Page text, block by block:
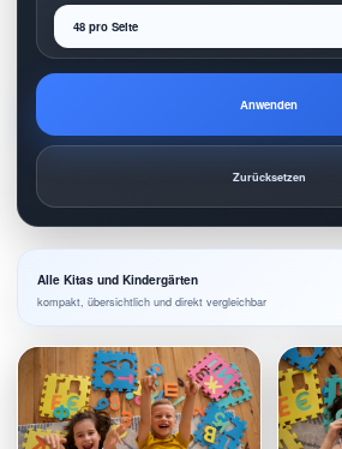
Anwenden
Zurücksetzen
Alle Kitas und Kindergärten
kompakt, übersichtlich und direkt vergleichbar